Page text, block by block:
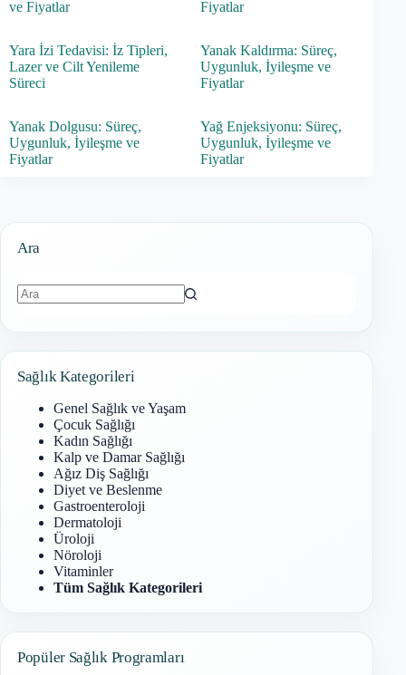
ve Fiyatlar
Fiyatlar
Yara İzi Tedavisi: İz Tipleri,
Lazer ve Cilt Yenileme
Süreci
Yanak Kaldırma: Süreç,
Uygunluk, İyileşme ve
Fiyatlar
Yanak Dolgusu: Süreç,
Uygunluk, İyileşme ve
Fiyatlar
Yağ Enjeksiyonu: Süreç,
Uygunluk, İyileşme ve
Fiyatlar
Ara
Sağlık Kategorileri
Genel Sağlık ve Yaşam
Çocuk Sağlığı
Kadın Sağlığı
Kalp ve Damar Sağlığı
Ağız Diş Sağlığı
Diyet ve Beslenme
Gastroenteroloji
Dermatoloji
Üroloji
Nöroloji
Vitaminler
Tüm Sağlık Kategorileri
Popüler Sağlık Programları